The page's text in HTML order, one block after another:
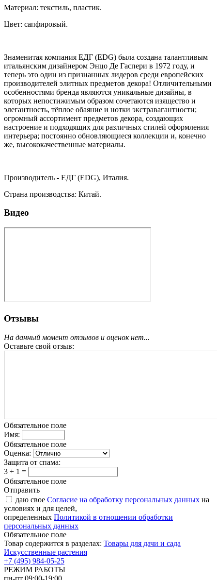
Материал: текстиль, пластик.
Цвет: сапфировый.
Знаменитая компания ЕДГ (EDG) была создана талантливым
итальянским дизайнером Энцо Де Гаспери в 1972 году, и
теперь это один из признанных лидеров среди европейских
производителей элитных предметов декора! Отличительными
особенностями бренда являются уникальные дизайны, в
которых непостижимым образом сочетаются изящество и
элегантность, тёплое обаяние и нотки экстравагантности;
огромный ассортимент предметов декора, создающих
настроение и подходящих для различных стилей оформления
интерьера; постоянно обновляющиеся коллекции и, конечно
же, высококачественные материалы.
Производитель - ЕДГ (EDG), Италия.
Страна производства: Китай.
Видео
Отзывы
На данный момент отзывов и оценок нет...
Оставьте свой отзыв:
Обязательное поле
Имя:
Обязательное поле
Оценка:
Защита от спама:
3 + 1 =
Обязательное поле
Отправить
даю свое Согласие на обработку персональных данных на
условиях и для целей,
определенных Политикой в отношении обработки
персональных данных
Обязательное поле
Товар содержится в разделах: Товары для дачи и сада
Искусственные растения
+7 (495) 984-05-25
РЕЖИМ РАБОТЫ
пн-пт 09:00-19:00